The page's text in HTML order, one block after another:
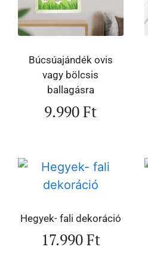
Búcsúajándék ovis
vagy bölcsis
ballagásra
9.990Ft
Hegyek- fali dekoráció
17.990Ft